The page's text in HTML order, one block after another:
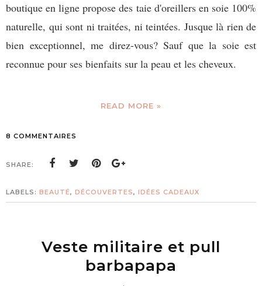
boutique en ligne propose des taie d'oreillers en soie 100%
naturelle, qui sont ni traitées, ni teintées. Jusque là rien de
bien exceptionnel, me direz-vous? Sauf que la soie est
reconnue pour ses bienfaits sur la peau et les cheveux.
READ MORE »
8 COMMENTAIRES
SHARE:
LABELS: BEAUTÉ, DÉCOUVERTES, IDÉES CADEAUX
Veste militaire et pull
barbapapa